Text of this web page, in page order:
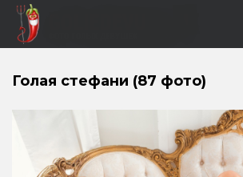
Голая стефани (87 фото)